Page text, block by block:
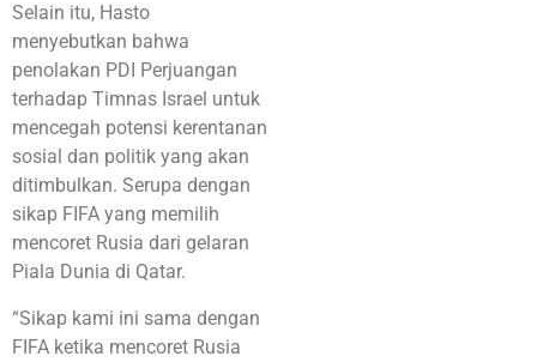
Selain itu, Hasto
menyebutkan bahwa
penolakan PDI Perjuangan
terhadap Timnas Israel untuk
mencegah potensi kerentanan
sosial dan politik yang akan
ditimbulkan. Serupa dengan
sikap FIFA yang memilih
mencoret Rusia dari gelaran
Piala Dunia di Qatar.
“Sikap kami ini sama dengan
FIFA ketika mencoret Rusia